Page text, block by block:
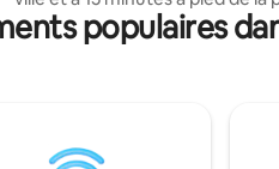
centrale du roi Tomislav. La
équipée de manière moderne
chauffage avec cheminée et
populaires